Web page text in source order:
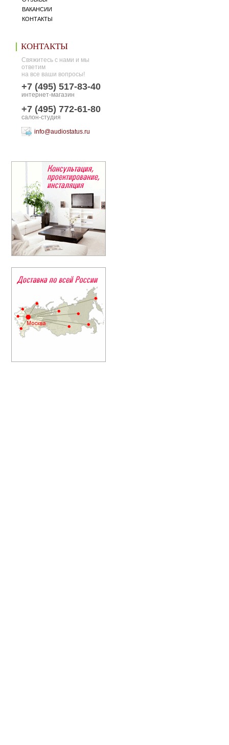
ВАКАНСИИ
КОНТАКТЫ
КОНТАКТЫ
Свяжитесь с нами и мы
ответим
на все ваши вопросы!
+7 (495) 517-83-40
интернет-магазин
+7 (495) 772-61-80
салон-студия
info@audiostatus.ru